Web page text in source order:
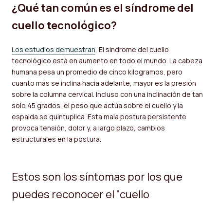
¿Qué tan común es el síndrome del
cuello tecnológico?
Los estudios demuestran, El síndrome del cuello
tecnológico está en aumento en todo el mundo. La cabeza
humana pesa un promedio de cinco kilogramos, pero
cuanto más se inclina hacia adelante, mayor es la presión
sobre la columna cervical. Incluso con una inclinación de tan
solo 45 grados, el peso que actúa sobre el cuello y la
espalda se quintuplica. Esta mala postura persistente
provoca tensión, dolor y, a largo plazo, cambios
estructurales en la postura.
Estos son los síntomas por los que
puedes reconocer el "cuello